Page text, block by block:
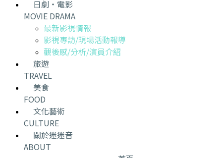
日劇・電影
MOVIE DRAMA
最新影視情報
影視專訪/現場活動報導
觀後感/分析/演員介紹
旅遊
TRAVEL
美食
FOOD
文化藝術
CULTURE
關於迷迷音
ABOUT